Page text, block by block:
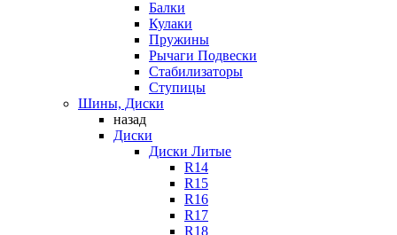
Балки
Кулаки
Пружины
Рычаги Подвески
Стабилизаторы
Ступицы
Шины, Диски
назад
Диски
Диски Литые
R14
R15
R16
R17
R18